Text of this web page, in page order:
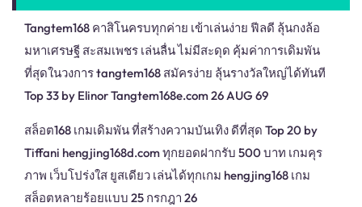
Tangtem168 คาสิโนครบทุกค่าย เข้าเล่นง่าย ฟีลดี ลุ้นกงล้อ
มหาเศรษฐี สะสมเพชร เล่นลื่น ไม่มีสะดุด คุ้มค่าการเดิมพัน
ที่สุดในวงการ tangtem168 สมัครง่าย ลุ้นรางวัลใหญ่ได้ทันที
Top 33 by Elinor Tangtem168e.com 26 AUG 69
สล็อต168 เกมเดิมพัน ที่สร้างความบันเทิง ดีที่สุด Top 20 by
Tiffani hengjing168d.com ทุกยอดฝากรับ 500 บาท เกมคุร
ภาพ เว็บโปร่งใส ยูสเดียว เล่นได้ทุกเกม hengjing168 เกม
สล็อตหลายร้อยแบบ 25 กรกฎา 26